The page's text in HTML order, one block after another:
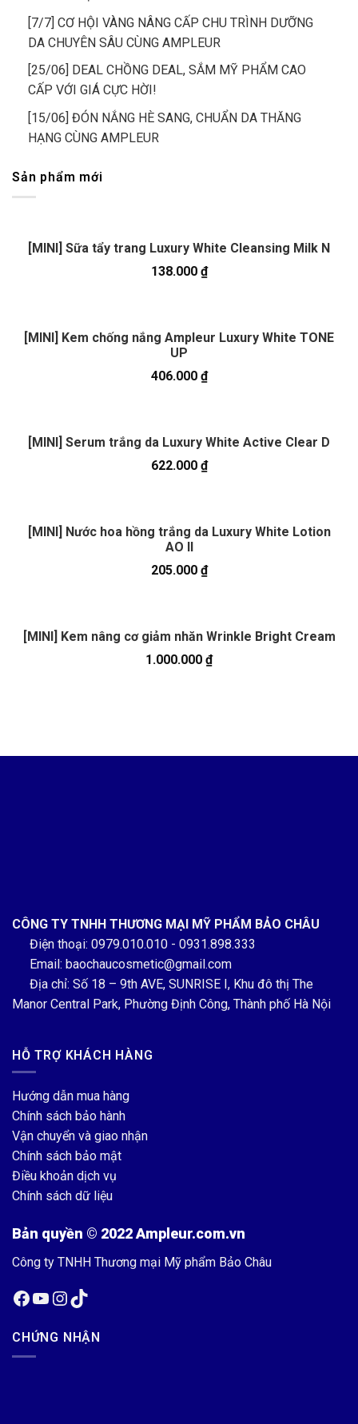
[7/7] CƠ HỘI VÀNG NÂNG CẤP CHU TRÌNH DƯỠNG
DA CHUYÊN SÂU CÙNG AMPLEUR
[25/06] DEAL CHỒNG DEAL, SẮM MỸ PHẨM CAO
CẤP VỚI GIÁ CỰC HỜI!
[15/06] ĐÓN NẮNG HÈ SANG, CHUẨN DA THĂNG
HẠNG CÙNG AMPLEUR
Sản phẩm mới
[MINI] Sữa tẩy trang Luxury White Cleansing Milk N
138.000 ₫
[MINI] Kem chống nắng Ampleur Luxury White TONE
UP
406.000 ₫
[MINI] Serum trắng da Luxury White Active Clear D
622.000 ₫
[MINI] Nước hoa hồng trắng da Luxury White Lotion
AO II
205.000 ₫
[MINI] Kem nâng cơ giảm nhăn Wrinkle Bright Cream
1.000.000 ₫
CÔNG TY TNHH THƯƠNG MẠI MỸ PHẨM BẢO CHÂU
Điện thoại: 0979.010.010 - 0931.898.333
Email: baochaucosmetic@gmail.com
Địa chỉ: Số 18 – 9th AVE, SUNRISE I, Khu đô thị The
Manor Central Park, Phường Định Công, Thành phố Hà Nội
HỖ TRỢ KHÁCH HÀNG
Hướng dẫn mua hàng
Chính sách bảo hành
Vận chuyển và giao nhận
Chính sách bảo mật
Điều khoản dịch vụ
Chính sách dữ liệu
Bản quyền © 2022 Ampleur.com.vn
Công ty TNHH Thương mại Mỹ phẩm Bảo Châu
CHỨNG NHẬN